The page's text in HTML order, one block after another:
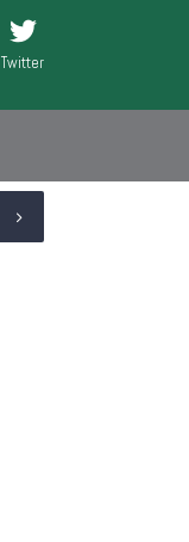
Twitter